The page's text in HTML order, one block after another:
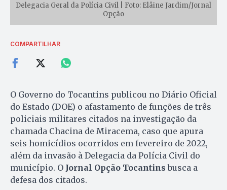
Delegacia Geral da Polícia Civil | Foto: Elâine Jardim/Jornal
Opção
COMPARTILHAR
O Governo do Tocantins publicou no Diário Oficial
do Estado (DOE) o afastamento de funções de três
policiais militares citados na investigação da
chamada Chacina de Miracema, caso que apura
seis homicídios ocorridos em fevereiro de 2022,
além da invasão à Delegacia da Polícia Civil do
município. O Jornal Opção Tocantins busca a
defesa dos citados.